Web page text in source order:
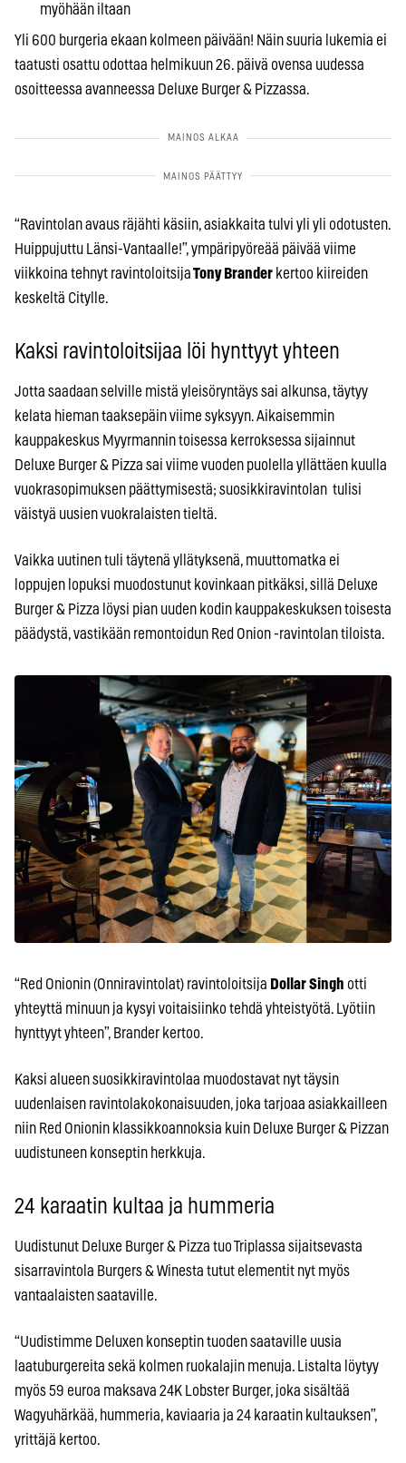
myöhään iltaan
Yli 600 burgeria ekaan kolmeen päivään! Näin suuria lukemia ei
taatusti osattu odottaa helmikuun 26. päivä ovensa uudessa
osoitteessa avanneessa Deluxe Burger & Pizzassa.
“Ravintolan avaus räjähti käsiin, asiakkaita tulvi yli yli odotusten.
Huippujuttu Länsi-Vantaalle!”, ympäripyöreää päivää viime
viikkoina tehnyt ravintoloitsijaTony Brander kertoo kiireiden
keskeltä Citylle.
Kaksi ravintoloitsijaa löi hynttyyt yhteen
Jotta saadaan selville mistä yleisöryntäys sai alkunsa, täytyy
kelata hieman taaksepäin viime syksyyn. Aikaisemmin
kauppakeskus Myyrmannin toisessa kerroksessa sijainnut
Deluxe Burger & Pizza sai viime vuoden puolella yllättäen kuulla
vuokrasopimuksen päättymisestä; suosikkiravintolan tulisi
väistyä uusien vuokralaisten tieltä.
Vaikka uutinen tuli täytenä yllätyksenä, muuttomatka ei
loppujen lopuksi muodostunut kovinkaan pitkäksi, sillä Deluxe
Burger & Pizza löysi pian uuden kodin kauppakeskuksen toisesta
päädystä, vastikään remontoidun Red Onion -ravintolan tiloista.
“Red Onionin (Onniravintolat) ravintoloitsija Dollar Singh otti
yhteyttä minuun ja kysyi voitaisiinko tehdä yhteistyötä. Lyötiin
hynttyyt yhteen”, Brander kertoo.
Kaksi alueen suosikkiravintolaa muodostavat nyt täysin
uudenlaisen ravintolakokonaisuuden, joka tarjoaa asiakkailleen
niin Red Onionin klassikkoannoksia kuin Deluxe Burger & Pizzan
uudistuneen konseptin herkkuja.
24 karaatin kultaa ja hummeria
Uudistunut Deluxe Burger & Pizza tuo Triplassa sijaitsevasta
sisarravintola Burgers & Winesta tutut elementit nyt myös
vantaalaisten saataville.
“Uudistimme Deluxen konseptin tuoden saataville uusia
laatuburgereita sekä kolmen ruokalajin menuja. Listalta löytyy
myös 59 euroa maksava 24K Lobster Burger, joka sisältää
Wagyuhärkää, hummeria, kaviaaria ja 24 karaatin kultauksen”,
yrittäjä kertoo.